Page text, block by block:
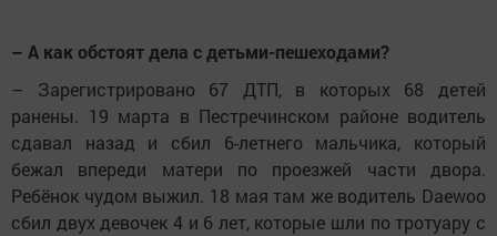
– А как обстоят дела с детьми-пешеходами?
– Зарегистрировано 67 ДТП, в которых 68 детей
ранены. 19 марта в Пестречинском районе водитель
сдавал назад и сбил 6-летнего мальчика, который
бежал впереди матери по проезжей части двора.
Ребёнок чудом выжил. 18 мая там же водитель Daewoo
сбил двух девочек 4 и 6 лет, которые шли по тротуару с